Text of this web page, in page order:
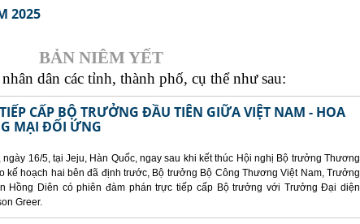
2025
BẢN NIÊM YẾT
dân các tỉnh, thành phố, cụ thể như sau:
CẤP BỘ TRƯỞNG ĐẦU TIÊN GIỮA VIỆT NAM - HOA
MẠI ĐỐI ỨNG
16/5, tại Jeju, Hàn Quốc, ngay sau khi kết thúc Hội nghị Bộ trưởng Thương
kế hoạch hai bên đã định trước, Bộ trưởng Bộ Công Thương Việt Nam, Trưởng
Hồng Diên có phiên đàm phán trực tiếp cấp Bộ trưởng với Trưởng Đại diện
Greer.